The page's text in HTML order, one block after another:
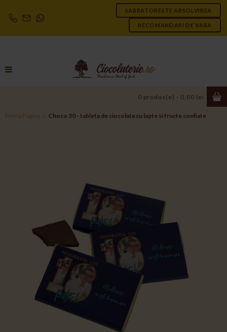
SARBATORESTE ABSOLVIREA
RECOMANDARI DE VARA
0 produs(e) - 0,00 lei
Prima Pagina Choco 30 - tableta de ciocolata cu lapte si fructe confiate